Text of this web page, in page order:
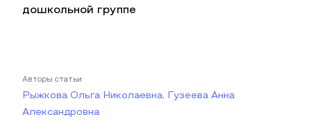
дошкольной группе
Авторы статьи
Рыжкова Ольга Николаевна, Гузеева Анна
Александровна